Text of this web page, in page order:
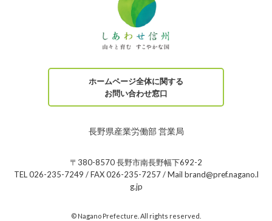
ホームページ全体に関する
お問い合わせ窓口
長野県産業労働部 営業局
〒380-8570 長野市南長野幅下692-2
TEL 026-235-7249 / FAX 026-235-7257 / Mail brand@pref.nagano.l
g.jp
© Nagano Prefecture. All rights reserved.